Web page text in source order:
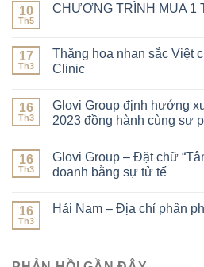
10
Th5
CHƯƠNG TRÌNH MUA 1
17
Th3
Thăng hoa nhan sắc Việt
Clinic
16
Th3
Glovi Group định hướng
2023 đồng hành cùng sự
16
Th3
Glovi Group – Đặt chữ
doanh bằng sự tử tế
16
Th3
Hải Nam – Địa chỉ phân